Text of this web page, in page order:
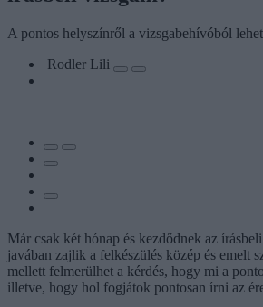
A pontos helyszínről a vizsgabehívóból
Rodler Lili
Már csak két hónap és kezdődnek az
javában zajlik a felkészülés közép és emelt
mellett felmerülhet a kérdés, hogy mi a
illetve, hogy hol fogjátok pontosan írni az